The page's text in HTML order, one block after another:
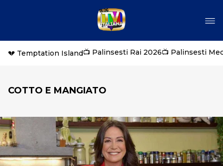
💔 Temptation Island📺 Palinsesti Rai 2026📺 Palinsesti
COTTO E MANGIATO